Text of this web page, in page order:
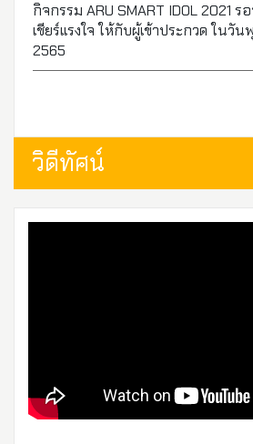
กิจกรรม ARU SMART IDOL 2021
เชียร์แรงใจ ให้กับผู้เข้าประกวด ในวั
2565
วิดีทัศน์